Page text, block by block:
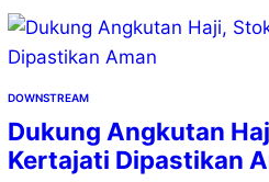
DOWNSTREAM
Dukung Angkutan
Kertajati Dipastikan